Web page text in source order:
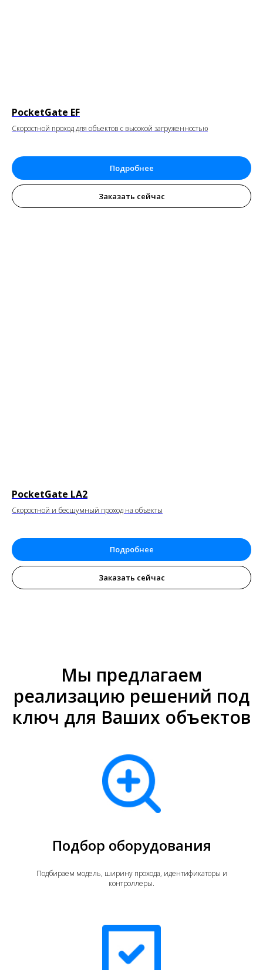
PocketGate EF
Скоростной проход для объектов с высокой загруженностью
Подробнее
Заказать сейчас
PocketGate LA2
Скоростной и бесшумный проход на объекты
Подробнее
Заказать сейчас
Мы предлагаем
реализацию решений под
ключ для Ваших объектов
Подбор оборудования
Подбираем модель, ширину прохода, идентификаторы и
контроллеры.